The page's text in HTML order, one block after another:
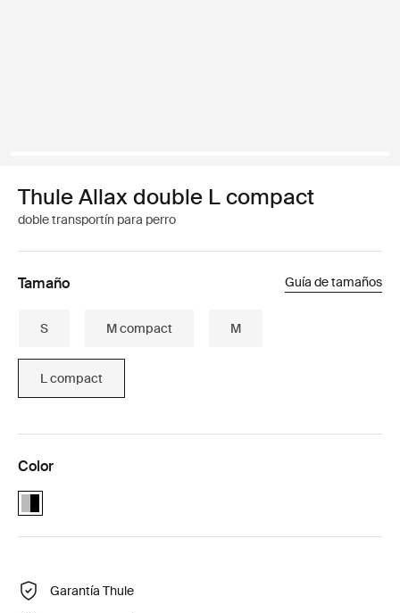
Thule Allax double L compact
doble transportín para perro
Tamaño Guía de tamaños
S M compact M
L compact
Color
Alu-Black (selected)
Garantía Thule